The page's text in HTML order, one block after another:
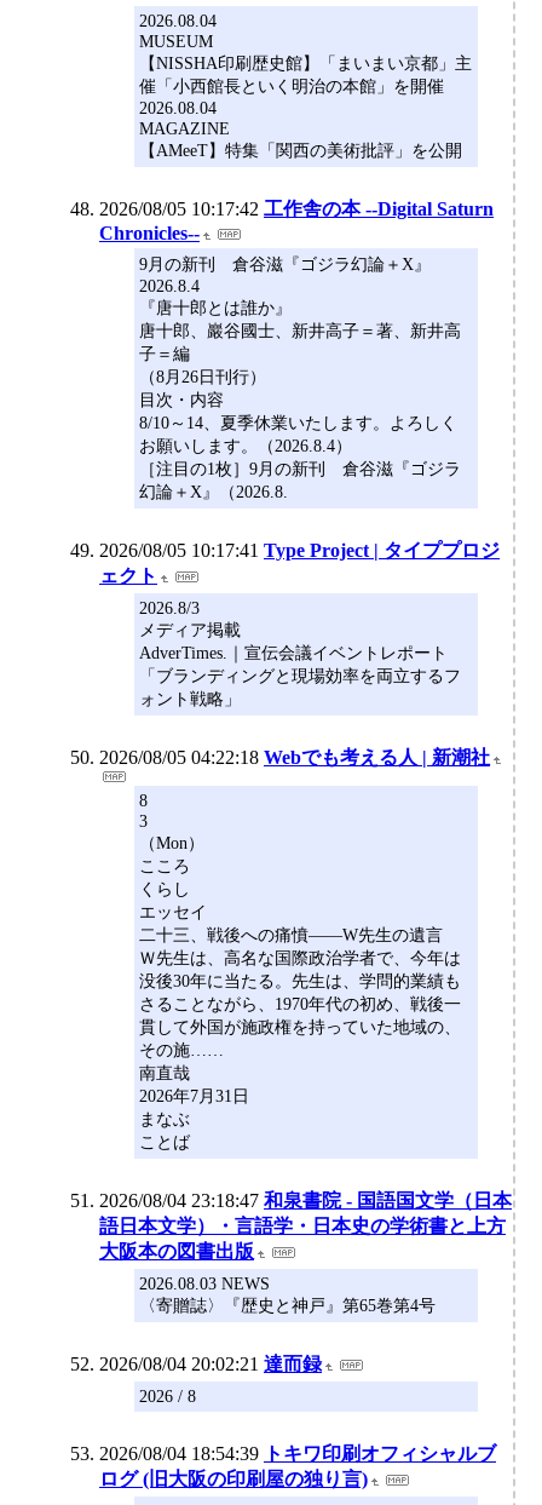
2026.08.04
MUSEUM
【NISSHA印刷歴史館】「まいまい京都」主
催「小西館長といく明治の本館」を開催
2026.08.04
MAGAZINE
【AMeeT】特集「関西の美術批評」を公開
2026/08/05 10:17:42 工作舎の本 --Digital Saturn
Chronicles--
9月の新刊 倉谷滋『ゴジラ幻論＋X』
2026.8.4
『唐十郎とは誰か』
唐十郎、巖谷國士、新井高子＝著、新井高
子＝編
（8月26日刊行）
目次・内容
8/10～14、夏季休業いたします。よろしく
お願いします。（2026.8.4）
［注目の1枚］9月の新刊 倉谷滋『ゴジラ
幻論＋X』（2026.8.
2026/08/05 10:17:41 Type Project | タイププロジ
ェクト
2026.8/3
メディア掲載
AdverTimes.｜宣伝会議イベントレポート
「ブランディングと現場効率を両立するフ
ォント戦略」
2026/08/05 04:22:18 Webでも考える人 | 新潮社
8
3
（Mon）
こころ
くらし
エッセイ
二十三、戦後への痛憤――W先生の遺言
Ｗ先生は、高名な国際政治学者で、今年は
没後30年に当たる。先生は、学問的業績も
さることながら、1970年代の初め、戦後一
貫して外国が施政権を持っていた地域の、
その施……
南直哉
2026年7月31日
まなぶ
ことば
2026/08/04 23:18:47 和泉書院 - 国語国文学（日本
語日本文学）・言語学・日本史の学術書と上方
大阪本の図書出版
2026.08.03 NEWS
〈寄贈誌〉『歴史と神戸』第65巻第4号
2026/08/04 20:02:21 達而録
2026 / 8
2026/08/04 18:54:39
トキワ印刷オフィシャルブ
ログ (旧大阪の印刷屋の独り言)